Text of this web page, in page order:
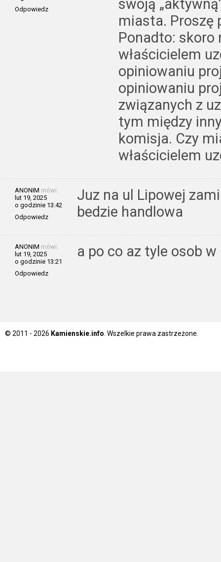
Odpowiedz
swoją
miasta. Proszę
Ponadto:
właścicielem
opiniowaniu
opiniowaniu
związanych z
tym między
komisja. Czy
właścicielem
ANONIM mówi:
lut 19, 2025
o godzinie 13:42
Odpowiedz
Juz na ul Lipowej
bedzie handlowa
ANONIM mówi:
lut 19, 2025
o godzinie 13:21
Odpowiedz
a po co az tyle osob
© 2011 - 2026 Kamienskie.info . Wszelkie prawa zastrzeżone.